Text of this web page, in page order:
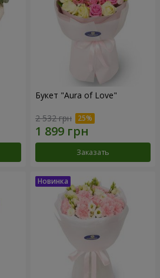
Букет "Aura of Love"
2 532 грн
Заказать